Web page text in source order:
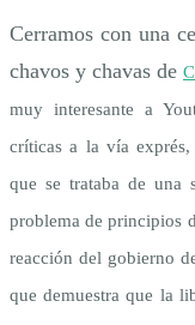
Cerramos con una
chavos y chavas de
muy interesante a
críticas a la vía exprés,
que se trataba de una
problema de principios
reacción del gobierno
que demuestra que la